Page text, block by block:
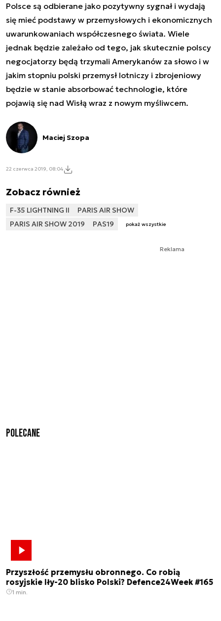
Polsce są odbierane jako pozytywny sygnał i wydają
się mieć podstawy w przemysłowych i ekonomicznych
uwarunkowaniach współczesnego świata. Wiele
jednak będzie zależało od tego, jak skutecznie polscy
negocjatorzy będą trzymali Amerykanów za słowo i w
jakim stopniu polski przemysł lotniczy i zbrojeniowy
będzie w stanie absorbować technologie, które
pojawią się nad Wisłą wraz z nowym myśliwcem.
Maciej Szopa
22 czerwca 2019, 08:04
Zobacz również
F-35 LIGHTNING II
PARIS AIR SHOW
PARIS AIR SHOW 2019
PAS19 pokaż wszystkie
Reklama
Polecane
Przyszłość przemysłu obronnego. Co robią
rosyjskie Iły-20 blisko Polski? Defence24Week #165
1 min.